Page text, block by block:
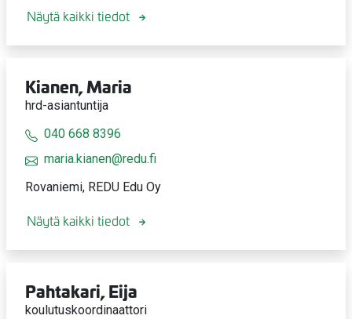
Näytä kaikki tiedot
Kianen, Maria
hrd-asiantuntija
040 668 8396
maria.kianen@redu.fi
Rovaniemi, REDU Edu Oy
Näytä kaikki tiedot
Pahtakari, Eija
koulutuskoordinaattori